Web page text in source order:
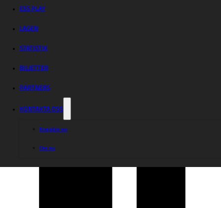
ESS PLAY
LAGEN
STATISTIK
BILJETTER
PARTNERS
KONTAKTA OSS
Kontakta oss
Om oss
Dela nyheten: